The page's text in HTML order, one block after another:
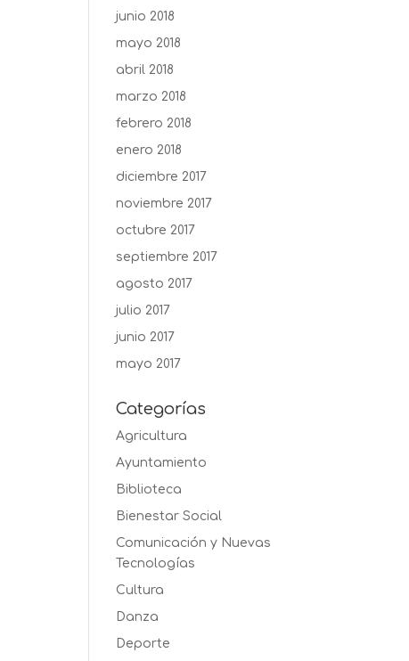
junio 2018
mayo 2018
abril 2018
marzo 2018
febrero 2018
enero 2018
diciembre 2017
noviembre 2017
octubre 2017
septiembre 2017
agosto 2017
julio 2017
junio 2017
mayo 2017
Categorías
Agricultura
Ayuntamiento
Biblioteca
Bienestar Social
Comunicación y Nuevas
Tecnologías
Cultura
Danza
Deporte